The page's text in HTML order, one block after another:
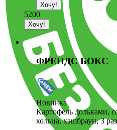
5200
ФРЕНДС БОКС
Новинка
Картофель дольками,
кольца, хэшбраун, 3